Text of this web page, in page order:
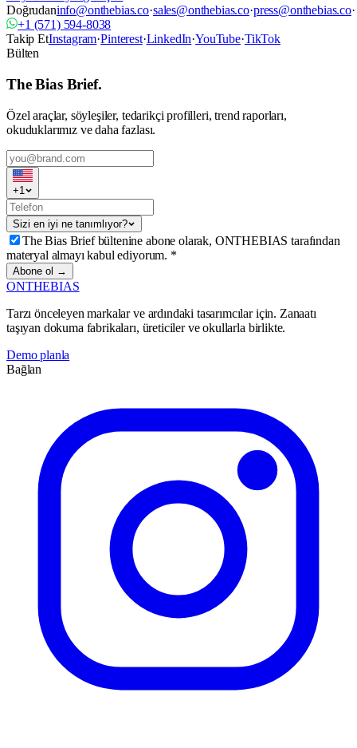
Doğrudaninfo@onthebias.co·sales@onthebias.co·press@onthebias.co·
+1 (571) 594-8038
Takip EtInstagram·Pinterest·LinkedIn·YouTube·TikTok
Bülten
The Bias Brief.
Özel araçlar, söyleşiler, tedarikçi profilleri, trend raporları,
okuduklarımız ve daha fazlası.
+1
Sizi en iyi ne tanımlıyor?
The Bias Brief bültenine abone olarak, ONTHEBIAS tarafından
materyal almayı kabul ediyorum. *
Abone ol →
ONTHEBIAS
Tarzı önceleyen markalar ve ardındaki tasarımcılar için. Zanaatı
taşıyan dokuma fabrikaları, üreticiler ve okullarla birlikte.
Demo planla
Bağlan